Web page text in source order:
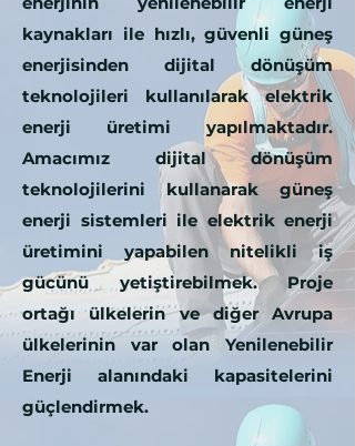
kaynakları ile hızlı, güvenli güneş
enerjisinden dijital dönüşüm
teknolojileri kullanılarak elektrik
enerji üretimi yapılmaktadır.
Amacımız dijital dönüşüm
teknolojilerini kullanarak güneş
enerji sistemleri ile elektrik enerji
üretimini yapabilen nitelikli iş
gücünü yetiştirebilmek. Proje
ortağı ülkelerin ve diğer Avrupa
ülkelerinin var olan Yenilenebilir
Enerji alanındaki kapasitelerini
güçlendirmek.